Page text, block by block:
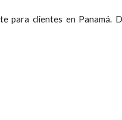
para clientes en Panamá.